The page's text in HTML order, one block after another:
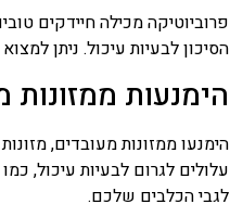
פרוביוטיקה מכילה חיידקים
הסיכון לבעיות עיכול. ניתן
הימנעות ממזונות
הימנעו ממזונות מעובדים,
עלולים לגרום לבעיות עיכול,
לגבי הכלבים שלכם.